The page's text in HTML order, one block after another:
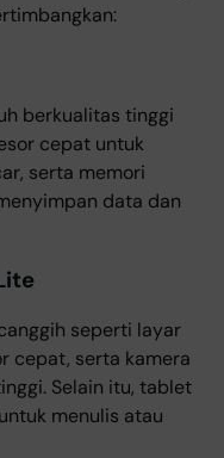
berkualitas tinggi
cepat untuk
serta memori
data dan
seperti layar
cepat, serta kamera
Selain itu, tablet
menulis atau